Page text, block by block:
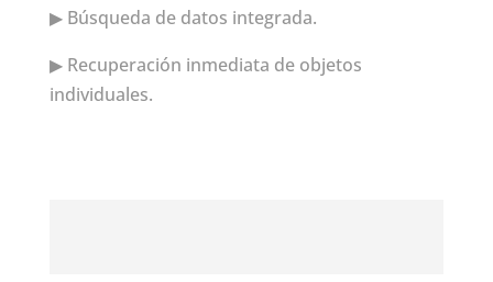
▶ Búsqueda de datos integrada.
▶ Recuperación inmediata de objetos
individuales.